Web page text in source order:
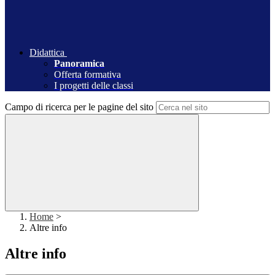
Didattica
Panoramica
Offerta formativa
I progetti delle classi
Campo di ricerca per le pagine del sito
Home >
Altre info
Altre info